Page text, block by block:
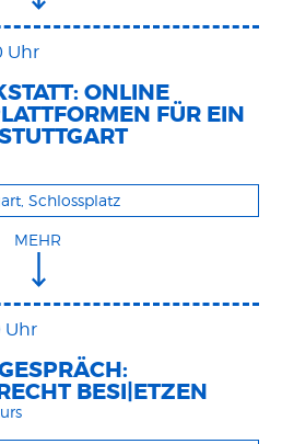
Uhr
ONLINE
FÜR EIN
Schlossplatz
MEHR
Uhr
BESI|ETZEN